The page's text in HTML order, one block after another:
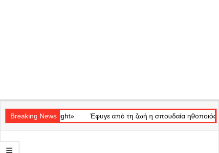
Navigation
Menu
Breaking News
«Ray of Light» Έφυγε από τη ζωή η σπουδαία ηθοποιός Μάρω